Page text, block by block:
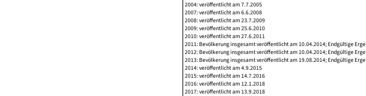
2004: veröffentlicht am 7.7.2005
2007: veröffentlicht am 6.6.2008
2008: veröffentlicht am 23.7.2009
2009: veröffentlicht am 25.6.2010
2010: veröffentlicht am 27.6.2011
2011: Bevölkerung insgesamt veröffentlicht am 10.04.2014; Endgültige
2012: Bevölkerung insgesamt veröffentlicht am 10.04.2014; Endgültige
2013: Bevölkerung insgesamt veröffentlicht am 19.08.2014; Endgültige
2014: veröffentlicht am 4.9.2015
2015: veröffentlicht am 14.7.2016
2016: veröffentlicht am 12.1.2018
2017: veröffentlicht am 13.9.2018